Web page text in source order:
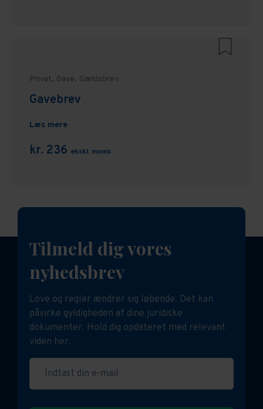
Privat, Gave, Gældsbrev
Gavebrev
Læs mere
kr. 236 ekskl. moms
Tilmeld dig vores
nyhedsbrev
Love og regler ændrer sig løbende. Det kan
påvirke gyldigheden af dine juridiske
dokumenter. Hold dig opdateret med relevant
viden her.
Indtast din e-mail